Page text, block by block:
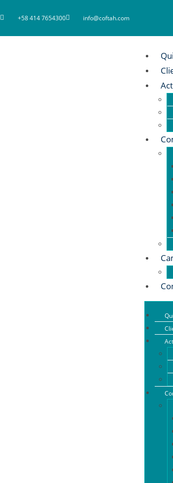
+58 414 7654300 info@coftah.com